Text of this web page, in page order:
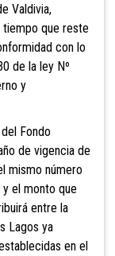
Valdivia,
tiempo que reste
con lo
de la ley Nº
y
Fondo
de vigencia de
mismo número
el monto que
entre la
Lagos ya
en el